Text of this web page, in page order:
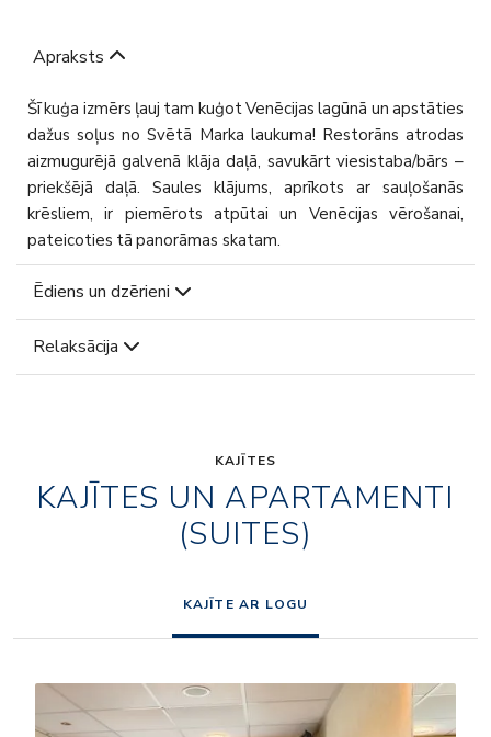
Apraksts
Šī kuģa izmērs ļauj tam kuģot Venēcijas lagūnā un apstāties
dažus soļus no Svētā Marka laukuma! Restorāns atrodas
aizmugurējā galvenā klāja daļā, savukārt viesistaba/bārs –
priekšējā daļā. Saules klājums, aprīkots ar sauļošanās
krēsliem, ir piemērots atpūtai un Venēcijas vērošanai,
pateicoties tā panorāmas skatam.
Ēdiens un dzērieni
Relaksācija
KAJĪTES
KAJĪTES UN APARTAMENTI
(SUITES)
KAJĪTE AR LOGU